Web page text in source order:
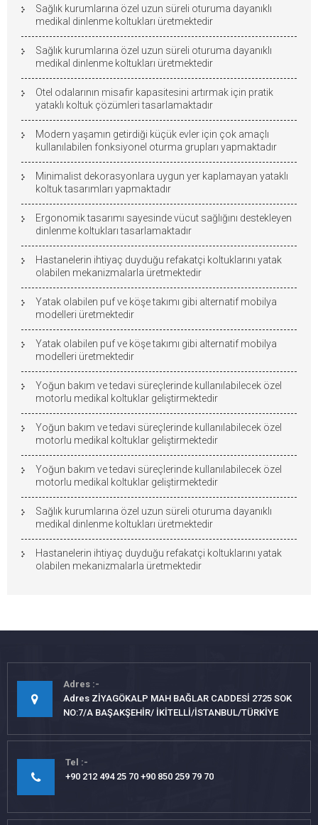
Sağlık kurumlarına özel uzun süreli oturuma dayanıklı
medikal dinlenme koltukları üretmektedir
Sağlık kurumlarına özel uzun süreli oturuma dayanıklı
medikal dinlenme koltukları üretmektedir
Otel odalarının misafir kapasitesini artırmak için pratik
yataklı koltuk çözümleri tasarlamaktadır
Modern yaşamın getirdiği küçük evler için çok amaçlı
kullanılabilen fonksiyonel oturma grupları yapmaktadır
Minimalist dekorasyonlara uygun yer kaplamayan yataklı
koltuk tasarımları yapmaktadır
Ergonomik tasarımı sayesinde vücut sağlığını destekleyen
dinlenme koltukları tasarlamaktadır
Hastanelerin ihtiyaç duyduğu refakatçi koltuklarını yatak
olabilen mekanizmalarla üretmektedir
Yatak olabilen puf ve köşe takımı gibi alternatif mobilya
modelleri üretmektedir
Yatak olabilen puf ve köşe takımı gibi alternatif mobilya
modelleri üretmektedir
Yoğun bakım ve tedavi süreçlerinde kullanılabilecek özel
motorlu medikal koltuklar geliştirmektedir
Yoğun bakım ve tedavi süreçlerinde kullanılabilecek özel
motorlu medikal koltuklar geliştirmektedir
Yoğun bakım ve tedavi süreçlerinde kullanılabilecek özel
motorlu medikal koltuklar geliştirmektedir
Sağlık kurumlarına özel uzun süreli oturuma dayanıklı
medikal dinlenme koltukları üretmektedir
Hastanelerin ihtiyaç duyduğu refakatçi koltuklarını yatak
olabilen mekanizmalarla üretmektedir
Adres
Adres ZİYAGÖKALP MAH BAĞLAR CADDESİ 2725 SOK
NO:7/A BAŞAKŞEHİR/ İKİTELLİ/İSTANBUL/TÜRKİYE
Tel
+90 212 494 25 70 +90 850 259 79 70